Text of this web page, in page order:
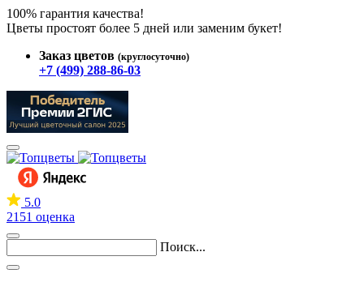
100% гарантия качества!
Цветы простоят более 5 дней или заменим букет!
Заказ цветов (круглосуточно)
+7 (499) 288-86-03
5.0
2151 оценка
Поиск...